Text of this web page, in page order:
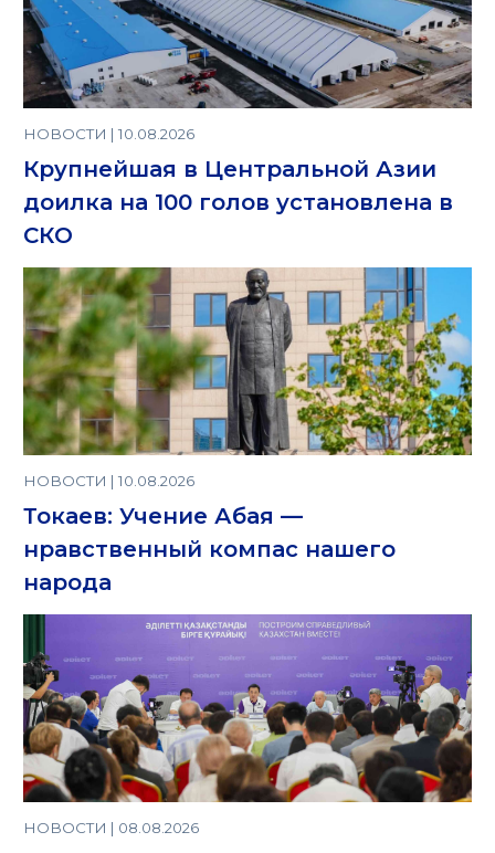
НОВОСТИ | 10.08.2026
Крупнейшая в Центральной Азии
доилка на 100 голов установлена в
СКО
НОВОСТИ | 10.08.2026
Токаев: Учение Абая —
нравственный компас нашего
народа
НОВОСТИ | 08.08.2026